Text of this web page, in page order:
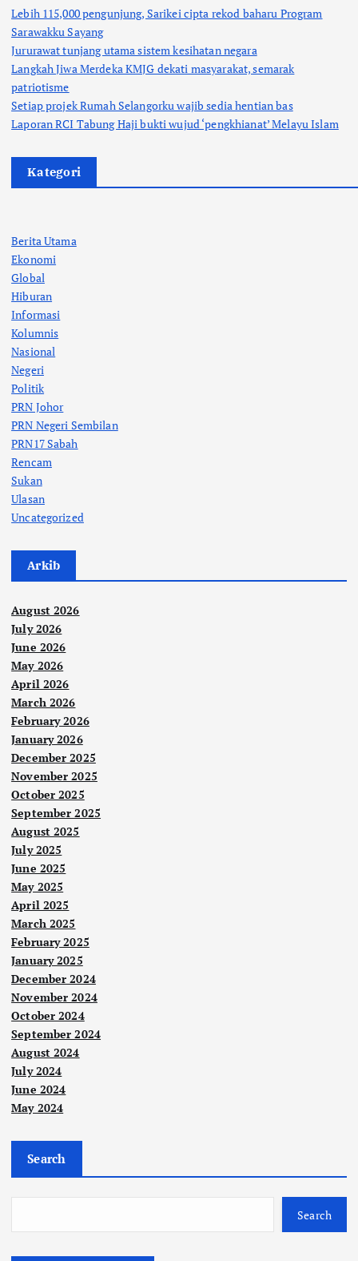
Lebih 115,000 pengunjung, Sarikei cipta rekod baharu Program
Sarawakku Sayang
Jururawat tunjang utama sistem kesihatan negara
Langkah Jiwa Merdeka KMJG dekati masyarakat, semarak
patriotisme
Setiap projek Rumah Selangorku wajib sedia hentian bas
Laporan RCI Tabung Haji bukti wujud ‘pengkhianat’ Melayu Islam
Kategori
Berita Utama
Ekonomi
Global
Hiburan
Informasi
Kolumnis
Nasional
Negeri
Politik
PRN Johor
PRN Negeri Sembilan
PRN17 Sabah
Rencam
Sukan
Ulasan
Uncategorized
Arkib
August 2026
July 2026
June 2026
May 2026
April 2026
March 2026
February 2026
January 2026
December 2025
November 2025
October 2025
September 2025
August 2025
July 2025
June 2025
May 2025
April 2025
March 2025
February 2025
January 2025
December 2024
November 2024
October 2024
September 2024
August 2024
July 2024
June 2024
May 2024
Search
Search
Nege
ap
Lap
ora
RCI
Tab
dok-
Pon
Kela
jun
g,
Sari
kei